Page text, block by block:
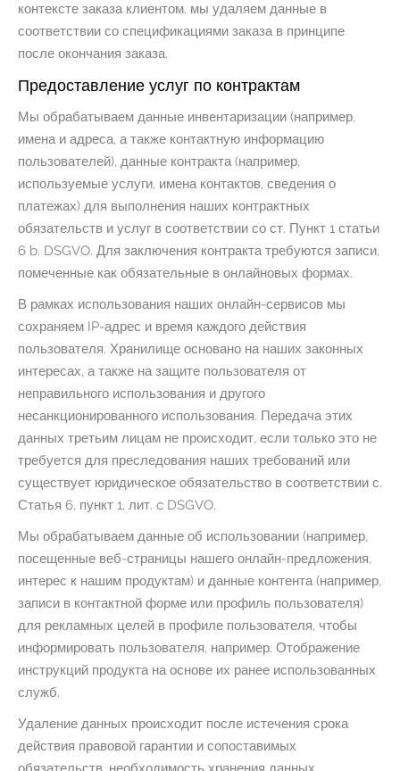
контексте заказа клиентом, мы удаляем данные в
соответствии со спецификациями заказа в принципе
после окончания заказа.
Предоставление услуг по контрактам
Мы обрабатываем данные инвентаризации (например,
имена и адреса, а также контактную информацию
пользователей), данные контракта (например,
используемые услуги, имена контактов, сведения о
платежах) для выполнения наших контрактных
обязательств и услуг в соответствии со ст. Пункт 1 статьи
6 b. DSGVO. Для заключения контракта требуются записи,
помеченные как обязательные в онлайновых формах.
В рамках использования наших онлайн-сервисов мы
сохраняем IP-адрес и время каждого действия
пользователя. Хранилище основано на наших законных
интересах, а также на защите пользователя от
неправильного использования и другого
несанкционированного использования. Передача этих
данных третьим лицам не происходит, если только это не
требуется для преследования наших требований или
существует юридическое обязательство в соответствии с.
Статья 6, пункт 1, лит. c DSGVO.
Мы обрабатываем данные об использовании (например,
посещенные веб-страницы нашего онлайн-предложения,
интерес к нашим продуктам) и данные контента (например,
записи в контактной форме или профиль пользователя)
для рекламных целей в профиле пользователя, чтобы
информировать пользователя, например. Отображение
инструкций продукта на основе их ранее использованных
служб.
Удаление данных происходит после истечения срока
действия правовой гарантии и сопоставимых